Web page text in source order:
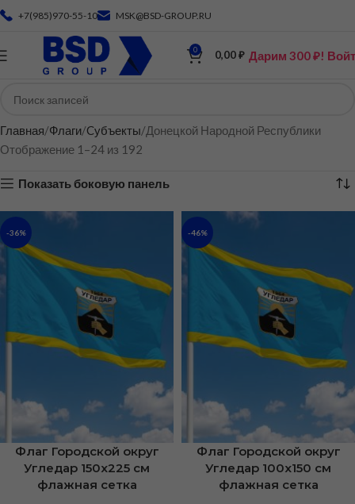
+7(985)970-55-10 MSK@BSD-GROUP.RU
0 0,00₽ Дарим 300 ₽!
Главная Флаги Cубъекты Донецкой Народной Республики
Отображение 1–24 из 192
Показать боковую панель
-36%
Флаг Городской округ
Угледар 150х225 см
флажная сетка
-46%
Флаг Городской округ
Угледар 100х150 см
флажная сетка